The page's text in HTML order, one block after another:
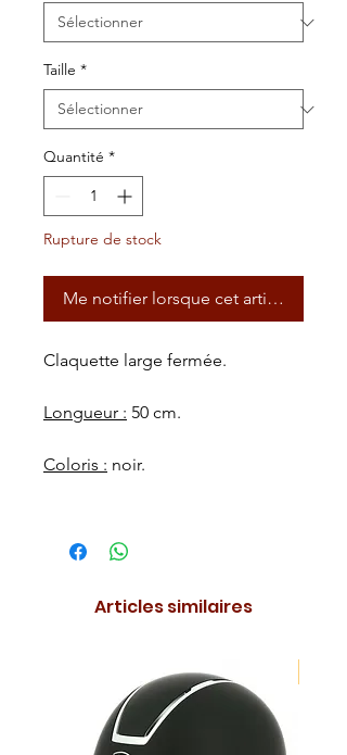
Taille *
Quantité *
Rupture de stock
Me notifier lorsque cet article est
Claquette large fermée.
Longueur : 50 cm.
Coloris : noir.
Articles similaires